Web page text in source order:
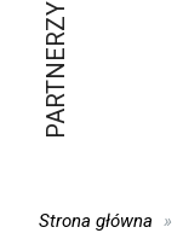
PARTNERZY
Strona główna